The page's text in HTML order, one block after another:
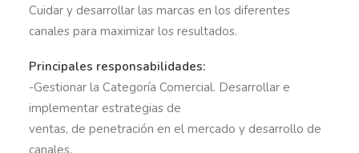
Cuidar y desarrollar las marcas en los diferentes
canales para maximizar los resultados.
Principales responsabilidades:
-Gestionar la Categoría Comercial. Desarrollar e
implementar estrategias de
ventas, de penetración en el mercado y desarrollo de
canales.